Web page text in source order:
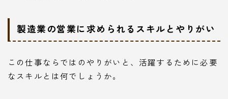
製造業の営業に求められるスキルとやりがい
この仕事ならではのやりがいと、活躍するために必要
なスキルとは何でしょうか。